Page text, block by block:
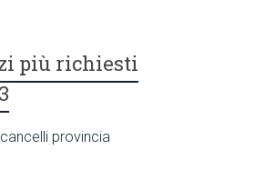
più richiesti
provincia